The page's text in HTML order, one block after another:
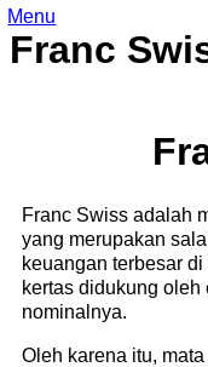
Franc
Menu
Franc Swiss adalah
yang merupakan
keuangan terbesar
kertas didukung
nominalnya.
Oleh karena itu,